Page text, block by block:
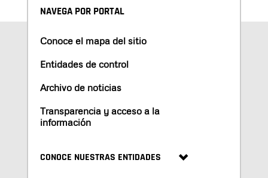
NAVEGA POR PORTAL
Conoce el mapa del sitio
Entidades de control
Archivo de noticias
Transparencia y acceso a la
información
CONOCE NUESTRAS ENTIDADES